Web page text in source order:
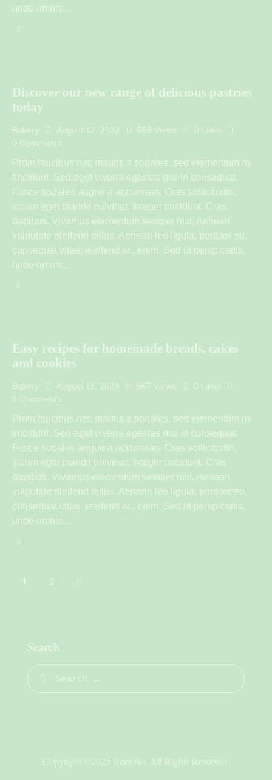
unde omnis…
Discover our new range of delicious pastries
today
Bakery August 12, 2023 559 Views 0 Likes
0 Comments
Proin faucibus nec mauris a sodales, sed elementum mi
tincidunt. Sed eget viverra egestas nisi in consequat.
Fusce sodales augue a accumsan. Cras sollicitudin,
ipsum eget blandit pulvinar. Integer tincidunt. Cras
dapibus. Vivamus elementum semper nisi. Aenean
vulputate eleifend tellus. Aenean leo ligula, porttitor eu,
consequat vitae, eleifend ac, enim. Sed ut perspiciatis,
unde omnis…
Easy recipes for homemade breads, cakes
and cookies
Bakery August 11, 2023 567 Views 0 Likes
0 Comments
Proin faucibus nec mauris a sodales, sed elementum mi
tincidunt. Sed eget viverra egestas nisi in consequat.
Fusce sodales augue a accumsan. Cras sollicitudin,
ipsum eget blandit pulvinar. Integer tincidunt. Cras
dapibus. Vivamus elementum semper nisi. Aenean
vulputate eleifend tellus. Aenean leo ligula, porttitor eu,
consequat vitae, eleifend ac, enim. Sed ut perspiciatis,
unde omnis…
1 2
Search
Copyright ©2025 Reenbio, All Rights Reserved.